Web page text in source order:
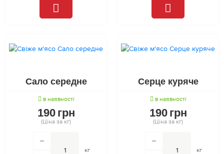
Сало середне
в наявності
190 грн
(Ціна за кг)
кг
Серце куряче
в наявності
190 грн
(Ціна за кг)
кг